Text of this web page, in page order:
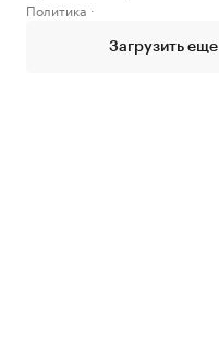
Политика
Загрузить еще